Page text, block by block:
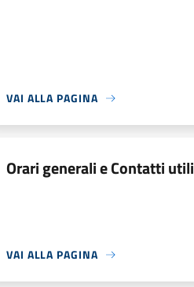
VAI ALLA PAGINA
Orari generali e Contatti utili
VAI ALLA PAGINA